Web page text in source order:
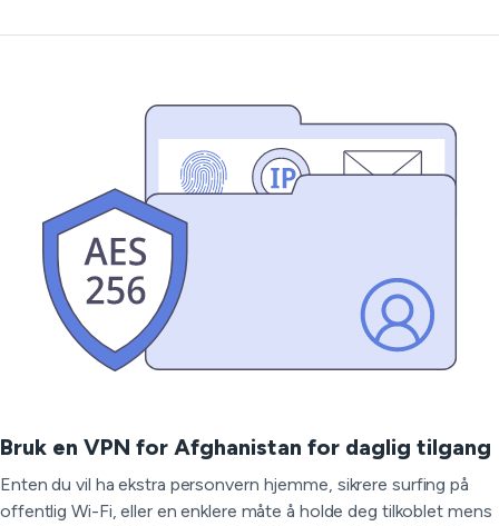
Bruk en VPN for Afghanistan for daglig tilgang
Enten du vil ha ekstra personvern hjemme, sikrere surfing på
offentlig Wi-Fi, eller en enklere måte å holde deg tilkoblet mens